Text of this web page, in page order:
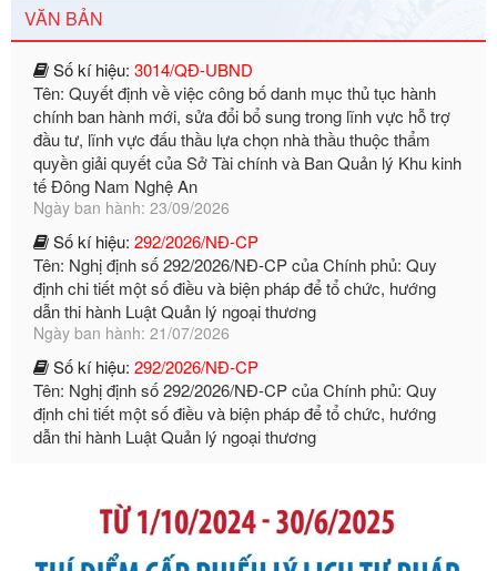
VĂN BẢN
Số kí hiệu:
Tên: Quyết định về việc công bố danh mục thủ tục hành
chính ban hành mới, sửa đổi bổ sung trong lĩnh vực hỗ trợ
đầu tư, lĩnh vực đấu thầu lựa chọn nhà thầu thuộc thẩm
quyền giải quyết của Sở Tài chính và Ban Quản lý Khu kinh
tế Đông Nam Nghệ An
Ngày ban hành: 23/09/2026
Số kí hiệu: 292/2026/NĐ-CP
Tên: Nghị định số 292/2026/NĐ-CP của Chính phủ: Quy
định chi tiết một số điều và biện pháp để tổ chức, hướng
dẫn thi hành Luật Quản lý ngoại thương
Ngày ban hành: 21/07/2026
Số kí hiệu: 292/2026/NĐ-CP
Tên: Nghị định số 292/2026/NĐ-CP của Chính phủ: Quy
định chi tiết một số điều và biện pháp để tổ chức, hướng
dẫn thi hành Luật Quản lý ngoại thương
Ngày ban hành: 21/07/2026
Số kí hiệu: 105/2026/TT-BTC
2019 của Bộ trưởng Bộ Tài chính hướng dẫn thực hiện xử
phạt vi phạm hành chính trong lĩnh vực kho bạc nhà nước
Ngày ban hành: 21/07/2026